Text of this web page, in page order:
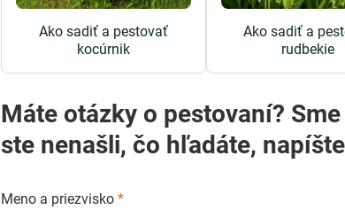
Ako sadiť a pestovať
kocúrnik
Ako sadiť a
rudbekie
Máte otázky o pestovaní? Sme záhradní nadšenci a radi vám poradíme! Ak
ste nenašli, čo hľadáte,
Meno a priezvisko*